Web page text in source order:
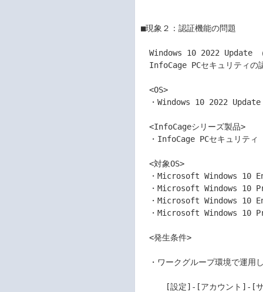
■現象２：認証機能の問題
Windows 10 2022 Update （
InfoCage PCセキュリティの
<OS>
・Windows 10 2022 Update
<InfoCageシリーズ製品>
・InfoCage PCセキュリテ
<対象OS>
・Microsoft Windows 10
・Microsoft Windows 10
・Microsoft Windows 10
・Microsoft Windows 10
<発生条件>
・ワークグループ環境で運用
[設定]-[アカウント]-[サイ